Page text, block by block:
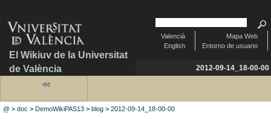
El Wikiuv de la Universitat
de València
Mapa Web
Entorno de usuario
Valencià
English
2012-09-14_18-00-00
@ >doc >DemoWikiPAS13 >blog >2012-09-14_18-00-00